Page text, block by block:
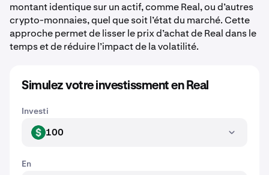
montant identique sur un actif, comme Real, ou d’autres
crypto-monnaies, quel que soit l’état du marché. Cette
approche permet de lisser le prix d’achat de Real dans le
temps et de réduire l’impact de la volatilité.
Simulez votre investissment en Real
Investi
USD 100
En